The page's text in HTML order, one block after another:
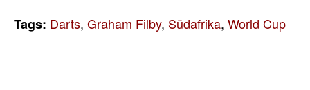
Tags: Darts, Graham Filby, Südafrika, World Cup